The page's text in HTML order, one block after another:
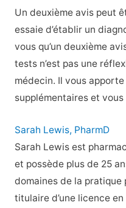
Un deuxième avis peut
essaie d’établir un
vous qu’un deuxième
tests n’est pas une
médecin. Il vous
supplémentaires et
Sarah Lewis, PharmD
Sarah Lewis est
et possède plus de 25
domaines de la pratique
titulaire d’une licence